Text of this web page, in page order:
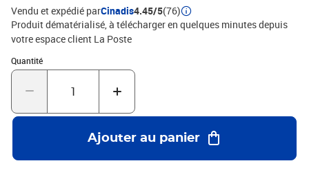
Vendu et expédié parCinadis4.45/5(76)
Produit dématérialisé, à télécharger en quelques minutes depuis
votre espace client La Poste
Quantité
Quantité : 1
Ajouter au panier